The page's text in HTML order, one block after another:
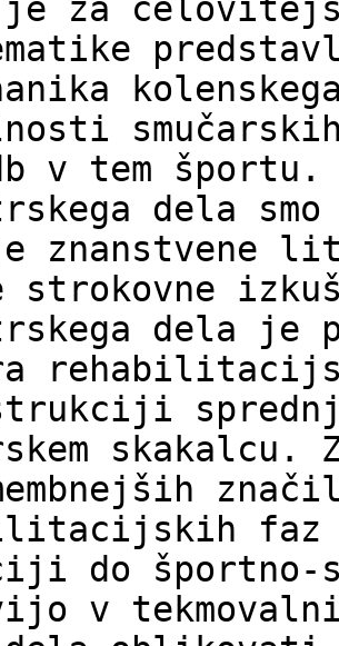
je za
v tem
dela
znanstvene
strokovne
dela je
skakalcu.
faz
do športno-
v